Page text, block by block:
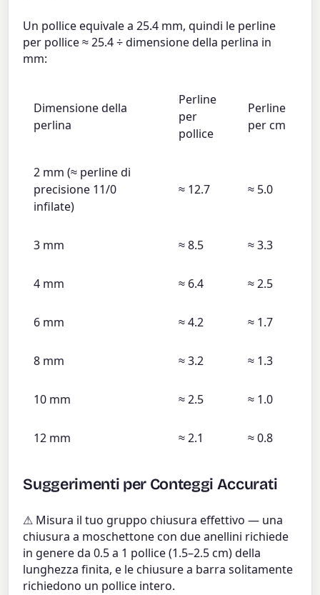
Un pollice equivale a 25.4 mm, quindi le perline
per pollice ≈ 25.4 ÷ dimensione della perlina in
mm:
Dimensione della
perlina
Perline
per
pollice
Perline
per cm
2 mm (≈ perline di
precisione 11/0
infilate)
≈ 12.7 ≈ 5.0
3 mm ≈ 8.5 ≈ 3.3
4 mm ≈ 6.4 ≈ 2.5
6 mm ≈ 4.2 ≈ 1.7
8 mm ≈ 3.2 ≈ 1.3
10 mm ≈ 2.5 ≈ 1.0
12 mm ≈ 2.1 ≈ 0.8
Suggerimenti per Conteggi Accurati
⚠ Misura il tuo gruppo chiusura effettivo — una
chiusura a moschettone con due anellini richiede
in genere da 0.5 a 1 pollice (1.5–2.5 cm) della
lunghezza finita, e le chiusure a barra solitamente
richiedono un pollice intero.